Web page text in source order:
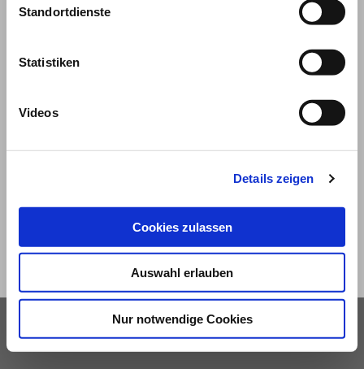
Standortdienste
Statistiken
Videos
Details zeigen
Cookies zulassen
Auswahl erlauben
Nur notwendige Cookies
Impressum und Nutzungsbedingungen
Datenschutz Privatsphäre